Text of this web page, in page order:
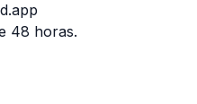
48 horas.